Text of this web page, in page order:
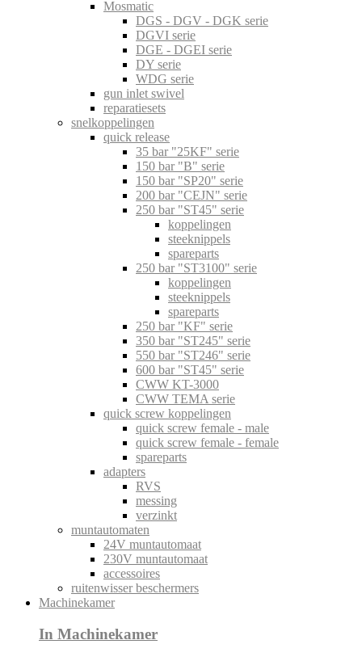
Mosmatic
DGS - DGV - DGK serie
DGVI serie
DGE - DGEI serie
DY serie
WDG serie
gun inlet swivel
reparatiesets
snelkoppelingen
quick release
35 bar "25KF" serie
150 bar "B" serie
150 bar "SP20" serie
200 bar "CEJN" serie
250 bar "ST45" serie
koppelingen
steeknippels
spareparts
250 bar "ST3100" serie
koppelingen
steeknippels
spareparts
250 bar "KF" serie
350 bar "ST245" serie
550 bar "ST246" serie
600 bar "ST45" serie
CWW KT-3000
CWW TEMA serie
quick screw koppelingen
quick screw female - male
quick screw female - female
spareparts
adapters
RVS
messing
verzinkt
muntautomaten
24V muntautomaat
230V muntautomaat
accessoires
ruitenwisser beschermers
Machinekamer
In Machinekamer